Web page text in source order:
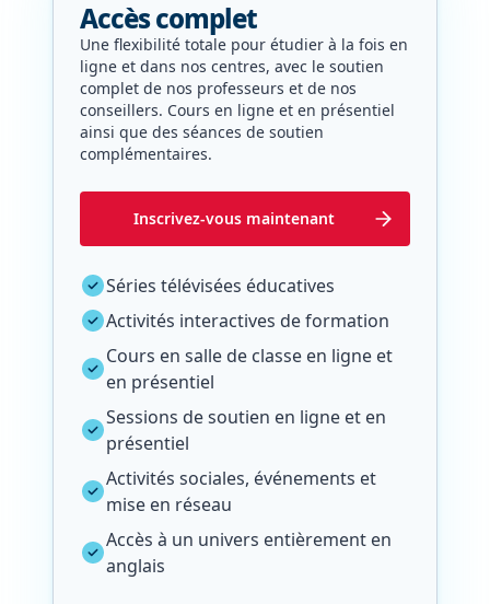
Accès complet
Une flexibilité totale pour étudier à la fois en
ligne et dans nos centres, avec le soutien
complet de nos professeurs et de nos
conseillers. Cours en ligne et en présentiel
ainsi que des séances de soutien
complémentaires.
Inscrivez-vous maintenant
Séries télévisées éducatives
Activités interactives de formation
Cours en salle de classe en ligne et
en présentiel
Sessions de soutien en ligne et en
présentiel
Activités sociales, événements et
mise en réseau
Accès à un univers entièrement en
anglais